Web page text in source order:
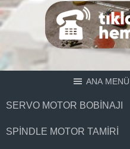
ANA
SERVO MOTOR BOBINAJI
SPINDLE MOTOR TAMIRI